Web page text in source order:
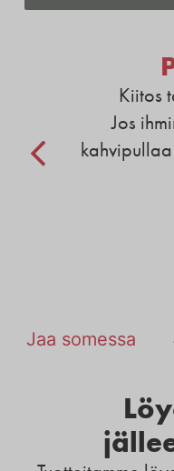
Kiitos
Jos
Jaa somessa